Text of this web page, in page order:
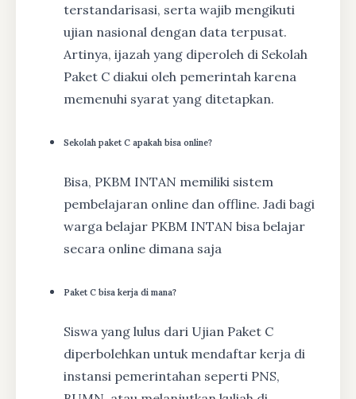
terstandarisasi, serta wajib mengikuti
ujian nasional dengan data terpusat.
Artinya, ijazah yang diperoleh di Sekolah
Paket C diakui oleh pemerintah karena
memenuhi syarat yang ditetapkan.
Sekolah paket C apakah bisa online?
Bisa, PKBM INTAN memiliki sistem
pembelajaran online dan offline. Jadi bagi
warga belajar PKBM INTAN bisa belajar
secara online dimana saja
Paket C bisa kerja di mana?
Siswa yang lulus dari Ujian Paket C
diperbolehkan untuk mendaftar kerja di
instansi pemerintahan seperti PNS,